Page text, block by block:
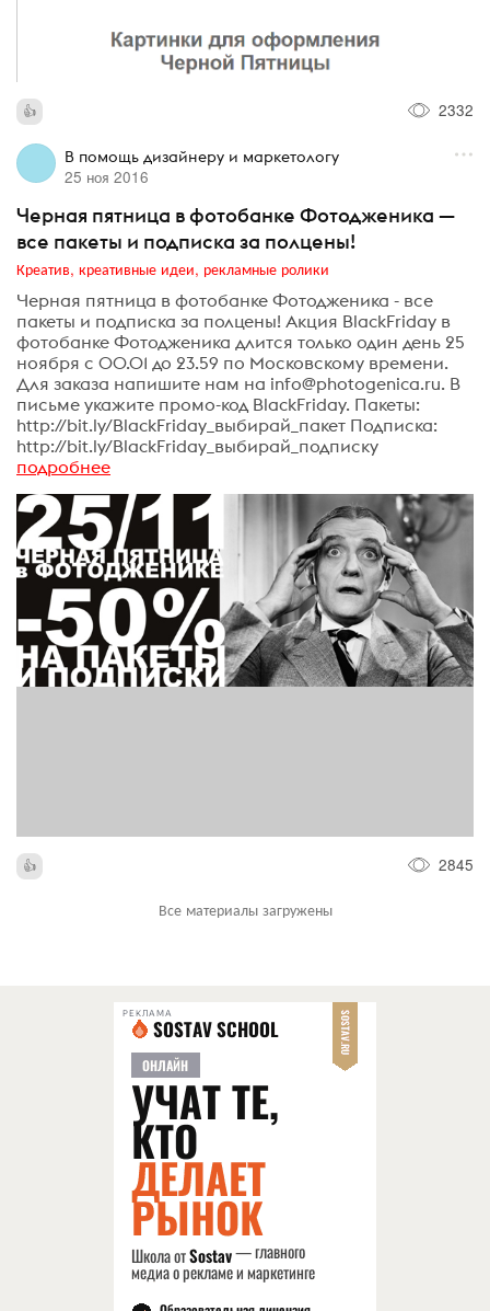
2332
В помощь дизайнеру и маркетологу
25 ноя 2016
Черная пятница в фотобанке Фотодженика —
все пакеты и подписка за полцены!
Креатив, креативные идеи, рекламные ролики
Черная пятница в фотобанке Фотодженика - все
пакеты и подписка за полцены! Акция BlackFriday в
фотобанке Фотодженика длится только один день 25
ноября с 00.01 до 23.59 по Московскому времени.
Для заказа напишите нам на info@photogenica.ru. В
письме укажите промо-код BlackFriday. Пакеты:
http://bit.ly/BlackFriday_выбирай_пакет Подписка:
http://bit.ly/BlackFriday_выбирай_подписку
подробнее
2845
Все материалы загружены
РЕКЛАМА